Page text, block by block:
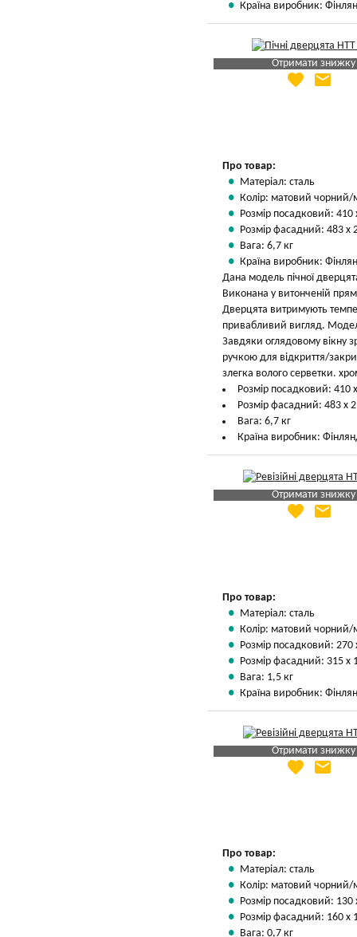
Країна виробник:
Отримати знижку
Яка Ваша ціна
favorite email
Про товар:
Матеріал: сталь
Колір: матовий
Розмір посадковий:
Розмір фасадний: 483 х
Вага: 6,7 кг
Країна виробник:
Дана модель пічної
Виконана у витонченій
Дверцята витримують
привабливий вигляд.
Завдяки оглядовому вікну
ручкою для відкриття/
злегка волого серветки.
Розмір посадковий: 410
Розмір фасадний: 483 х
Вага: 6,7 кг
Країна виробник:
Отримати знижку
Яка Ваша ціна
favorite email
Про товар:
Матеріал: сталь
Колір: матовий
Розмір посадковий:
Розмір фасадний: 315 х
Вага: 1,5 кг
Країна виробник:
Отримати знижку
Яка Ваша ціна
favorite email
Про товар:
Матеріал: сталь
Колір: матовий
Розмір посадковий:
Розмір фасадний: 160 х
Вага: 0,7 кг